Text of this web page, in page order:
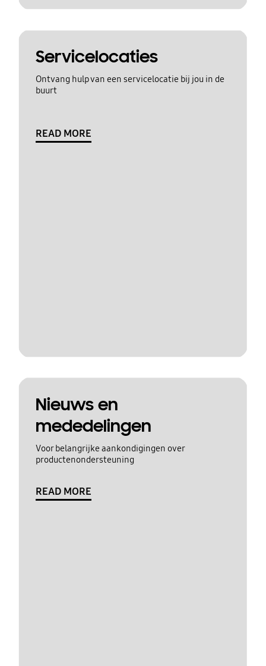
Servicelocaties
Ontvang hulp van een servicelocatie bij jou in de
buurt
READ MORE
Nieuws en
mededelingen
Voor belangrijke aankondigingen over
productenondersteuning
READ MORE